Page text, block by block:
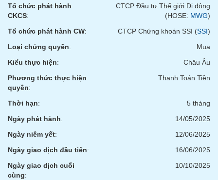
Tổ chức phát hành
CKCS:
CTCP Đầu tư Thế giới Di động
(HOSE: MWG)
Tổ chức phát hành CW: CTCP Chứng khoán SSI (SSI)
Loại chứng quyền:
Mua
Kiểu thực hiện:
Châu Âu
Phương thức thực hiện
quyền:
Thanh Toán Tiền
Thời hạn:
5 tháng
Ngày phát hành:
14/05/2025
Ngày niêm yết:
12/06/2025
Ngày giao dịch đầu tiên:
16/06/2025
Ngày giao dịch cuối
cùng:
10/10/2025
Công
cụ
đầu
Truyền
tài
chính
Dữ
liệu